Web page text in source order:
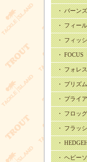
・ バーンズ
・ フィー
・ フィッ
・ FOCUS
・ フォレ
・ プリズ
・ プライ
・ フロッグ
・ フラッ
・
・ ヘビー